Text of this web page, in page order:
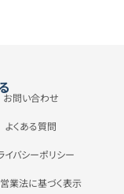
お問い合わせ
よくある質問
イバシーポリシー
業法に基づく表示